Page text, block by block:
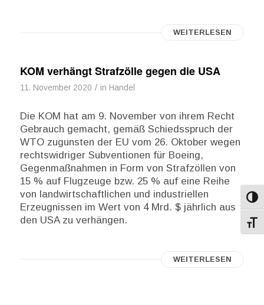
WEITERLESEN
KOM verhängt Strafzölle gegen die USA
11. November 2020 / in Handel
Die KOM hat am 9. November von ihrem Recht
Gebrauch gemacht, gemäß Schiedsspruch der
WTO zugunsten der EU vom 26. Oktober wegen
rechtswidriger Subventionen für Boeing,
Gegenmaßnahmen in Form von Strafzöllen von
15 % auf Flugzeuge bzw. 25 % auf eine Reihe
von landwirtschaftlichen und industriellen
Erzeugnissen im Wert von 4 Mrd. $ jährlich aus
den USA zu verhängen.
WEITERLESEN